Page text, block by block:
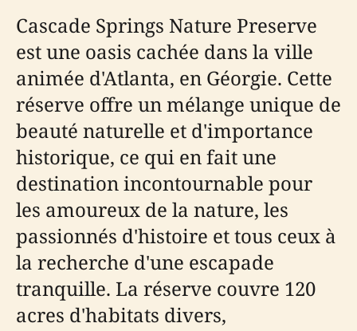
Cascade Springs Nature Preserve
est une oasis cachée dans la ville
animée d'Atlanta, en Géorgie. Cette
réserve offre un mélange unique de
beauté naturelle et d'importance
historique, ce qui en fait une
destination incontournable pour
les amoureux de la nature, les
passionnés d'histoire et tous ceux à
la recherche d'une escapade
tranquille. La réserve couvre 120
acres d'habitats divers,